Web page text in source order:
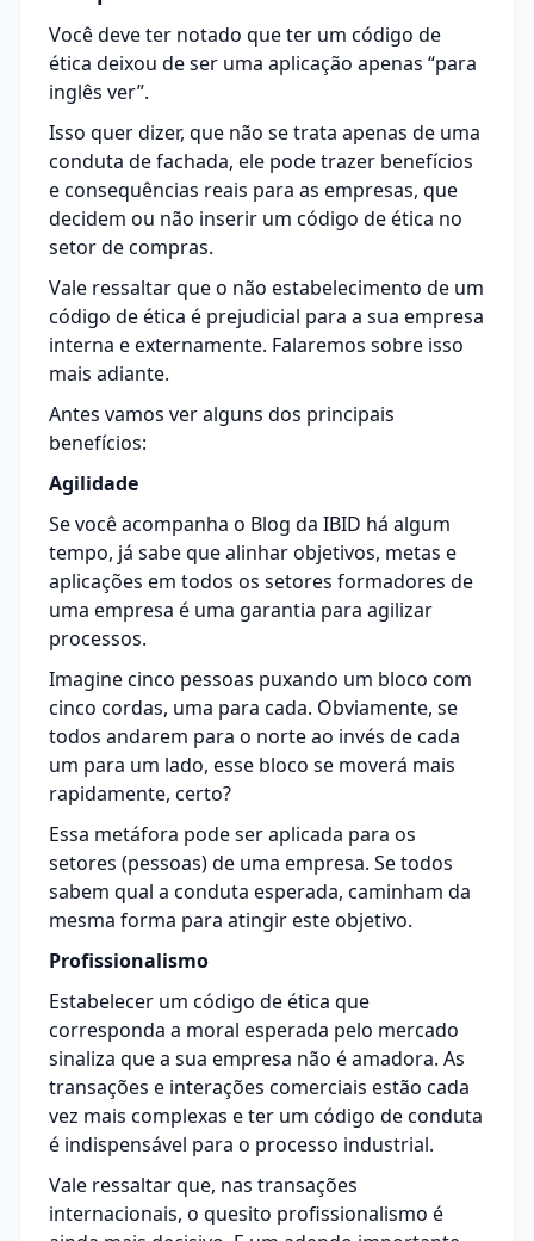
Você deve ter notado que ter um código de
ética deixou de ser uma aplicação apenas “para
inglês ver”.
Isso quer dizer, que não se trata apenas de uma
conduta de fachada, ele pode trazer benefícios
e consequências reais para as empresas, que
decidem ou não inserir um código de ética no
setor de compras.
Vale ressaltar que o não estabelecimento de um
código de ética é prejudicial para a sua empresa
interna e externamente. Falaremos sobre isso
mais adiante.
Antes vamos ver alguns dos principais
benefícios:
Agilidade
Se você acompanha o Blog da IBID há algum
tempo, já sabe que alinhar objetivos, metas e
aplicações em todos os setores formadores de
uma empresa é uma garantia para agilizar
processos.
Imagine cinco pessoas puxando um bloco com
cinco cordas, uma para cada. Obviamente, se
todos andarem para o norte ao invés de cada
um para um lado, esse bloco se moverá mais
rapidamente, certo?
Essa metáfora pode ser aplicada para os
setores (pessoas) de uma empresa. Se todos
sabem qual a conduta esperada, caminham da
mesma forma para atingir este objetivo.
Profissionalismo
Estabelecer um código de ética que
corresponda a moral esperada pelo mercado
sinaliza que a sua empresa não é amadora. As
transações e interações comerciais estão cada
vez mais complexas e ter um código de conduta
é indispensável para o processo industrial.
Vale ressaltar que, nas transações
internacionais, o quesito profissionalismo é